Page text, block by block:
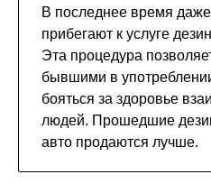
В последнее время
прибегают к услуге
Эта процедура
бывшими в
бояться за здоровье
людей. Прошедшие
авто продаются лучше.